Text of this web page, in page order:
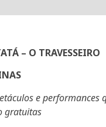
– O TRAVESSEIRO
e
gratuitas